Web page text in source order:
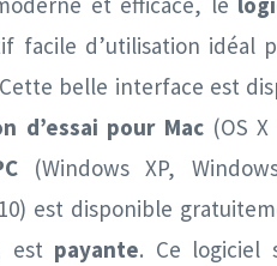
facile d’utilisation idéal
belle interface est
d’essai pour Mac(OS X
(Windows XP,
est disponible
est payante. Ce logiciel